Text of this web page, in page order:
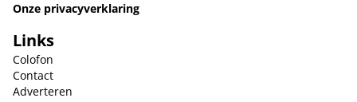
Onze privacyverklaring
Links
Colofon
Contact
Adverteren